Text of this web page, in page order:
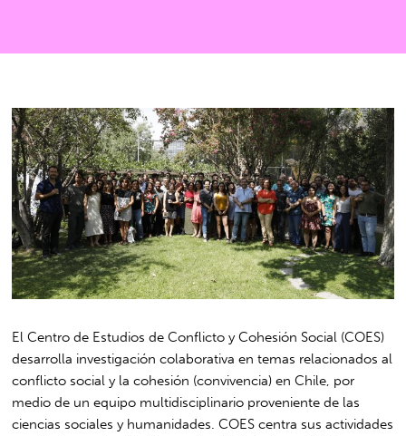
El Centro de Estudios de Conflicto y Cohesión Social (COES)
desarrolla investigación colaborativa en temas relacionados al
conflicto social y la cohesión (convivencia) en Chile, por
medio de un equipo multidisciplinario proveniente de las
ciencias sociales y humanidades. COES centra sus actividades